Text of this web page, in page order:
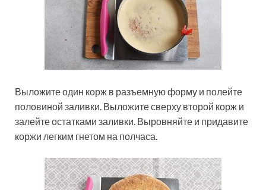
Выложите один корж в разъемную форму и полейте
половиной заливки. Выложите сверху второй корж и
залейте остатками заливки. Выровняйте и придавите
коржи легким гнетом на полчаса.